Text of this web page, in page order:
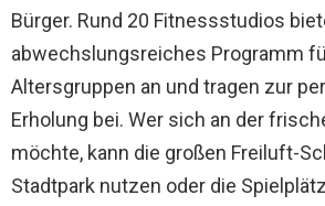
Bürger. Rund 20 Fitnessstudios
abwechslungsreiches Programm
Altersgruppen an und tragen zur
Erholung bei. Wer sich an der
möchte, kann die großen Freiluft-
Stadtpark nutzen oder die